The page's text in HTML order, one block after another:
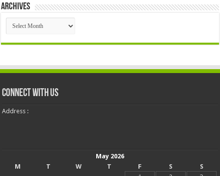
Archives
Archives
Connect With Us
Address :
May 2026
M
T W T F S
S